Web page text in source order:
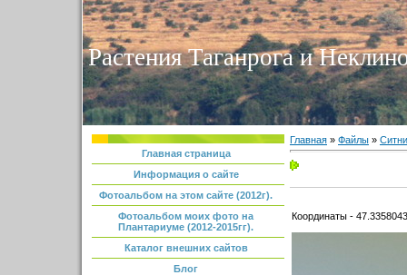
Растения Таганрога и
Главная страница
Информация о сайте
Фотоальбом на этом сайте (2012г).
Фотоальбом моих фото на
Плантариуме (2012-2015гг).
Каталог внешних сайтов
Блог
Главная » Файлы »
Координаты -